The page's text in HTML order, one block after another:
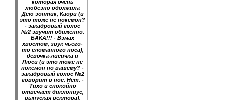
которая очень
любезно одолжила
Дею зонтик, Каори (и
это тоже не покемон?
- закадровый голос
№2 звучит обиженно.
БАКА!!! - Взмах
хвостом, звук чьего-
то сломанного носа),
девочка-лисичка и
Люси (и это тоже не
покемон по вашему? -
закадровый голос №2
говорит в нос. Нет. -
Тихо и спокойно
отвечает диклониус,
выпуская вектора),